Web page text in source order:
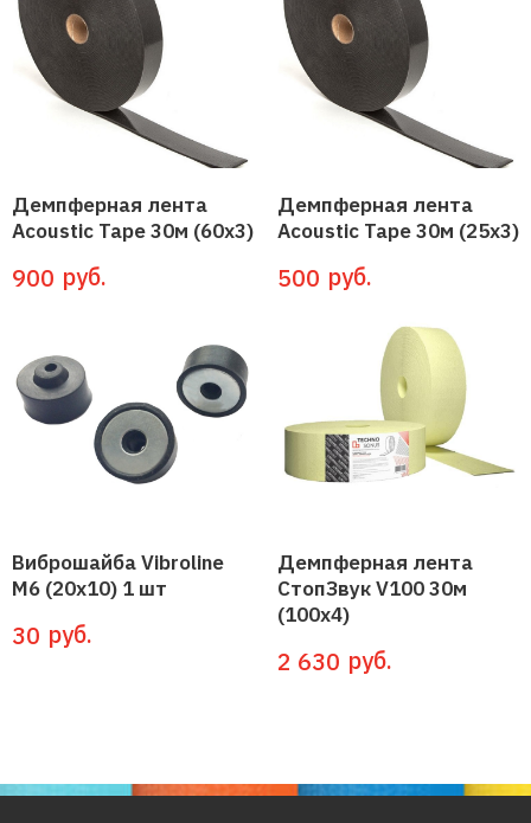
Демпферная лента
Acoustic Tape 30м (60x3)
900 руб.
Демпферная лента
Acoustic Tape 30м (25x3)
500 руб.
Виброшайба Vibroline
М6 (20х10) 1 шт
30 руб.
Демпферная лента
СтопЗвук V100 30м
(100x4)
2 630 руб.